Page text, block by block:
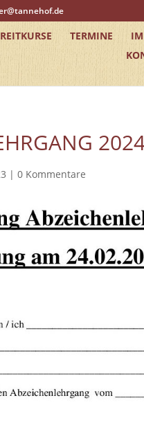
REITKURSE TERMINE
|0 Kommentare